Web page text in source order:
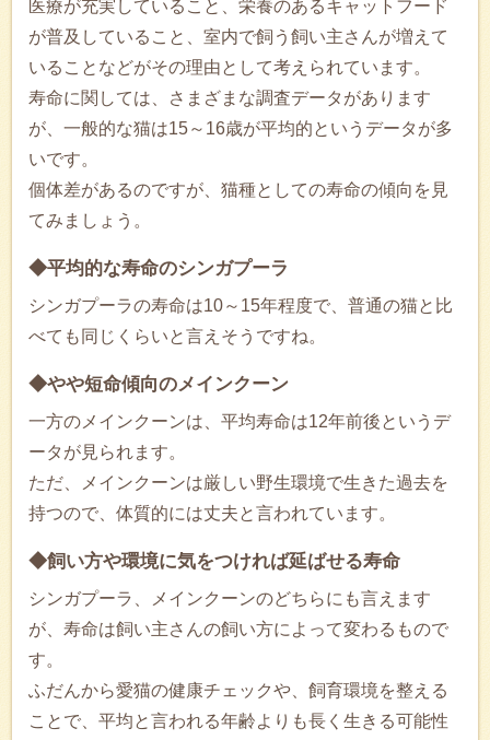
医療が充実していること、栄養のあるキャットフード
が普及していること、室内で飼う飼い主さんが増えて
いることなどがその理由として考えられています。
寿命に関しては、さまざまな調査データがあります
が、一般的な猫は15～16歳が平均的というデータが多
いです。
個体差があるのですが、猫種としての寿命の傾向を見
てみましょう。
◆平均的な寿命のシンガプーラ
シンガプーラの寿命は10～15年程度で、普通の猫と比
べても同じくらいと言えそうですね。
◆やや短命傾向のメインクーン
一方のメインクーンは、平均寿命は12年前後というデ
ータが見られます。
ただ、メインクーンは厳しい野生環境で生きた過去を
持つので、体質的には丈夫と言われています。
◆飼い方や環境に気をつければ延ばせる寿命
シンガプーラ、メインクーンのどちらにも言えます
が、寿命は飼い主さんの飼い方によって変わるもので
す。
ふだんから愛猫の健康チェックや、飼育環境を整える
ことで、平均と言われる年齢よりも長く生きる可能性